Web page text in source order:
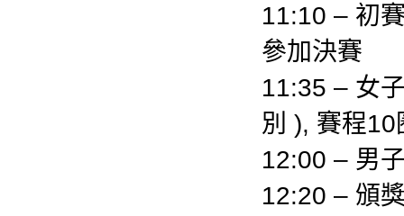
11:10 – 初
參加決賽
11:35 – 女
別 ), 賽程
12:00 – 男
12:20 – 頒